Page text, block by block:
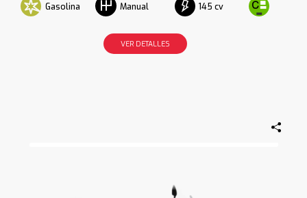
Gasolina Manual 145 cv
VER DETALLES